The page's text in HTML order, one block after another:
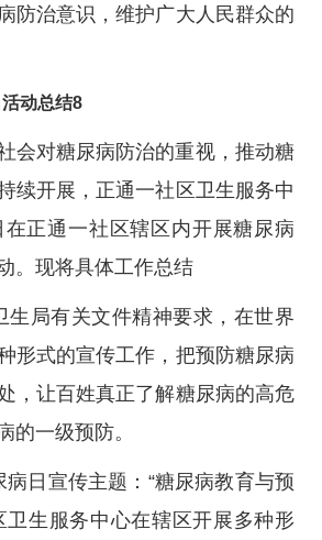
防治意识，维护广大人民群众的
动总结8
会对糖尿病防治的重视，推动糖
续开展，正通一社区卫生服务中
正通一社区辖区内开展糖尿病
。现将具体工作总结
生局有关文件精神要求，在世界
形式的宣传工作，把预防糖尿病
，让百姓真正了解糖尿病的高危
的一级预防。
病日宣传主题：“糖尿病教育与预
卫生服务中心在辖区开展多种形